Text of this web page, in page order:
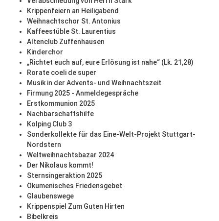
Krippenfeiern an Heiligabend
Weihnachtschor St. Antonius
Kaffeestüble St. Laurentius
Altenclub Zuffenhausen
Kinderchor
„Richtet euch auf, eure Erlösung ist nahe“ (Lk. 21,28)
Rorate coeli de super
Musik in der Advents- und Weihnachtszeit
Firmung 2025 - Anmeldegespräche
Erstkommunion 2025
Nachbarschaftshilfe
Kolping Club 3
Sonderkollekte für das Eine-Welt-Projekt Stuttgart-
Nordstern
Weltweihnachtsbazar 2024
Der Nikolaus kommt!
Sternsingeraktion 2025
Ökumenisches Friedensgebet
Glaubenswege
Krippenspiel Zum Guten Hirten
Bibelkreis